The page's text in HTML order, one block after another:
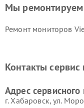
Мы ремонтируем
Ремонт мониторов
Контакты сервис
Адрес
г. Хабаровск, ул.